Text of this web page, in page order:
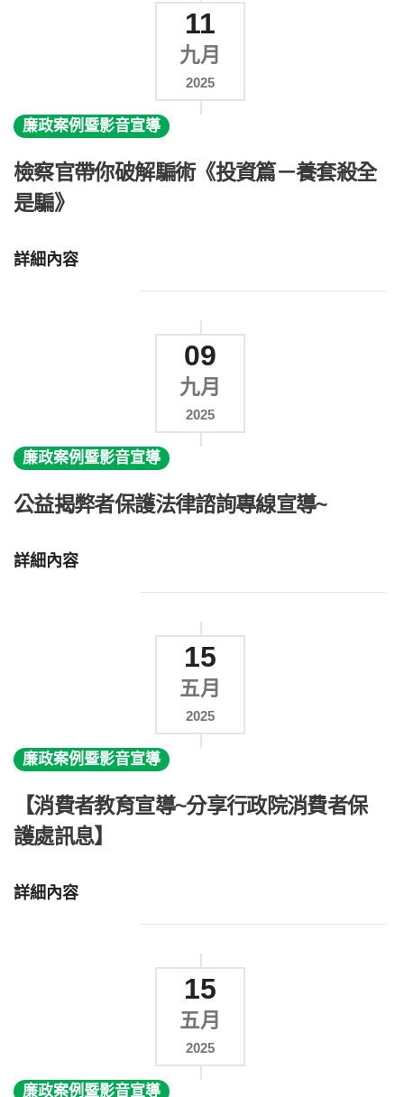
11
九月
2025
廉政案例暨影音宣導
檢察官帶你破解騙術《投資篇－養套殺全
是騙》
詳細內容
09
九月
2025
廉政案例暨影音宣導
公益揭弊者保護法律諮詢專線宣導~
詳細內容
15
五月
2025
廉政案例暨影音宣導
【消費者教育宣導~分享行政院消費者保
護處訊息】
詳細內容
15
五月
2025
廉政案例暨影音宣導